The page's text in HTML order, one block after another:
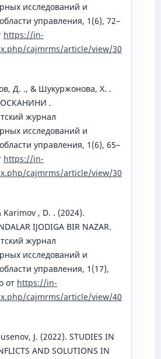
исследований и
управления, 1(6), 72–
https://in-
cajmrms/article/view/30
Д. ., & Шукуржонова, Х. .
.
журнал
исследований и
управления, 1(6), 65–
https://in-
cajmrms/article/view/30
, D. . (2024).
IJODIGA BIR NAZAR.
журнал
исследований и
управления, 1(17),
от https://in-
cajmrms/article/view/40
J. (2022). STUDIES IN
AND SOLUTIONS IN